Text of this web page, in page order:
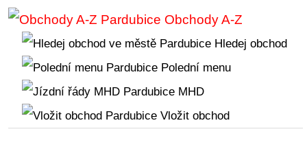
Obchody A-Z
Hledej obchod
Polední menu
MHD
Vložit obchod